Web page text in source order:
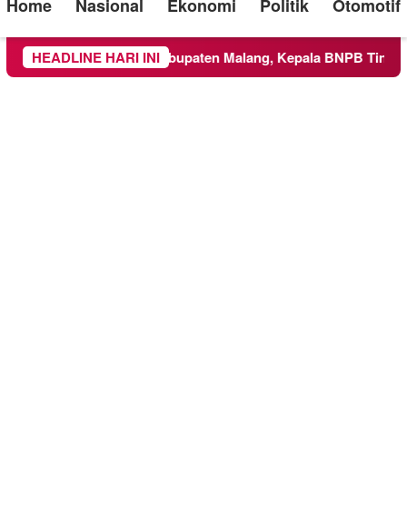
Home Nasional Ekonomi Politik Otomotif
HEADLINE HARI INI
ke Wilayah Kabupaten Malang, Kepala BNPB Tinjau